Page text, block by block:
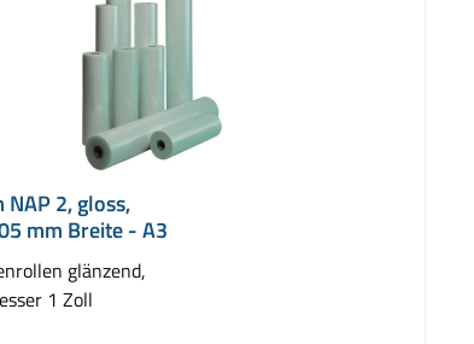
2, gloss,
mm Breite - A3
glänzend,
1 Zoll